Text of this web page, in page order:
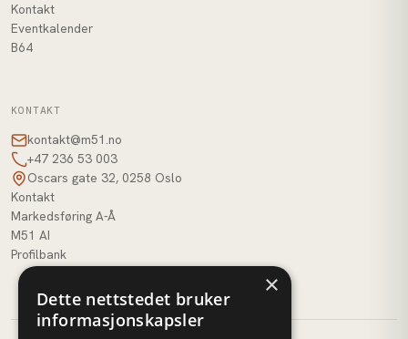
Kontakt
Eventkalender
B64
KONTAKT
kontakt@m51.no
+47 236 53 003
Oscars gate 32, 0258 Oslo
Kontakt
Markedsføring A-Å
M51 AI
Profilbank
×
Dette nettstedet bruker
informasjonskapsler